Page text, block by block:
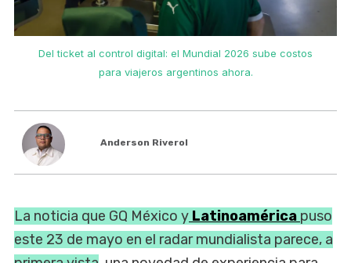
Del ticket al control digital: el Mundial 2026 sube costos
para viajeros argentinos ahora.
Anderson Riverol
La noticia que GQ México y Latinoamérica puso
este 23 de mayo en el radar mundialista parece, a